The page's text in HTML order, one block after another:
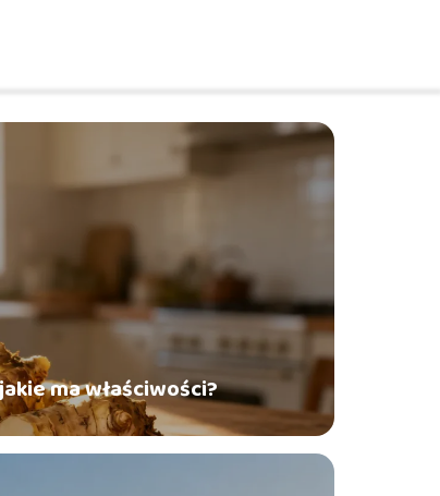
ma właściwości?